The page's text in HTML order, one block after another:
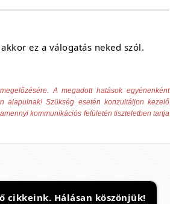
ez a válogatás neked szól.
A megadott hatások egyénenként
alapulnak! Szükség esetén konzultáljon kezelő
kommunikációs felületén tiszteletben tartja
Hálásan köszönjük!